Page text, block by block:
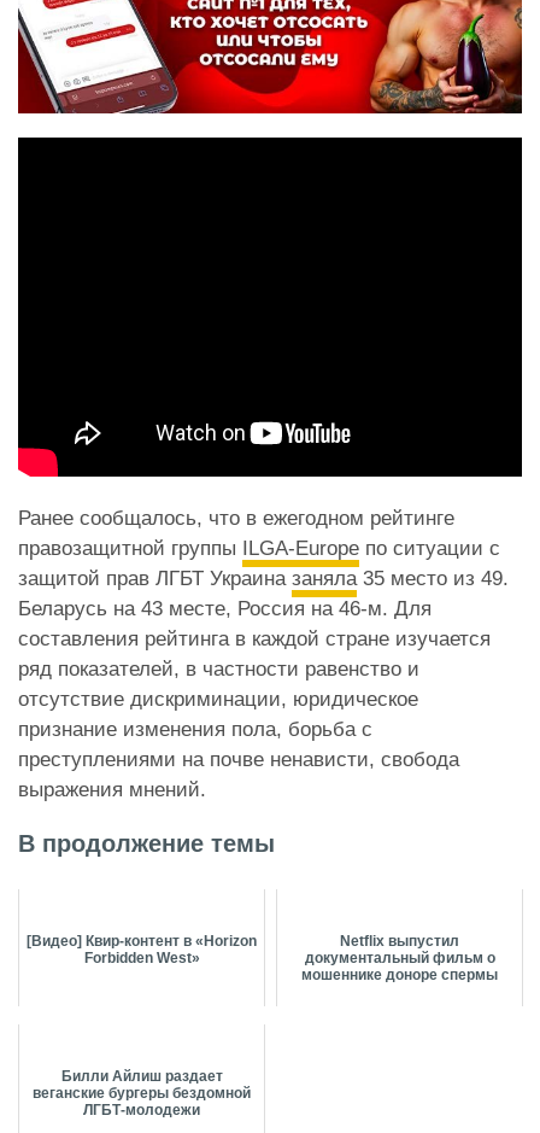
Ранее сообщалось, что в ежегодном рейтинге
правозащитной группы
ILGA-Europe по ситуации с
защитой прав ЛГБТ Украина заняла35 место из 49.
Беларусь на 43 месте, Россия на 46-м. Для
составления рейтинга в каждой стране изучается
ряд показателей, в частности равенство и
отсутствие дискриминации, юридическое
признание изменения пола, борьба с
преступлениями на почве ненависти, свобода
выражения мнений.
В продолжение темы
[Видео] Квир-контент в «Horizon
Forbidden West»
Netflix выпустил
документальный фильм о
мошеннике доноре спермы
Билли Айлиш раздает
веганские бургеры бездомной
ЛГБТ-молодежи